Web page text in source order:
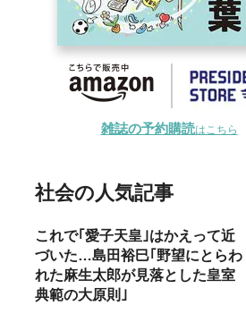
雑誌の予約購読はこちら
社会の人気記事
これで｢愛子天皇｣はかえって近
づいた…島田裕巳｢野望にとらわ
れた麻生太郎が見落とした皇室
典範の大原則｣